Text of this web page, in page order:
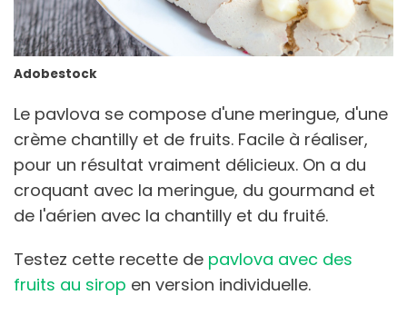
Adobestock
Le pavlova se compose d'une meringue, d'une
crème chantilly et de fruits. Facile à réaliser,
pour un résultat vraiment délicieux. On a du
croquant avec la meringue, du gourmand et
de l'aérien avec la chantilly et du fruité.
Testez cette recette de pavlova avec des
fruits au sirop en version individuelle.